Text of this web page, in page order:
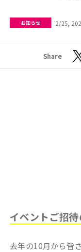
お知らせ 2/25,
Share
イベントご招待
去年の10月から皆